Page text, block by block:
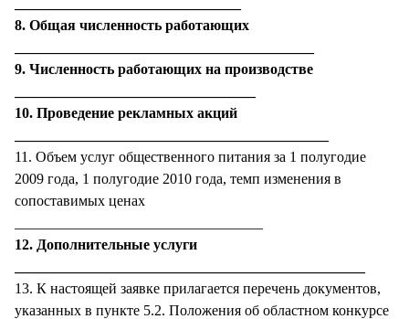
8. Общая численность работающих
9. Численность работающих на производстве
10. Проведение рекламных акций
11. Объем услуг общественного питания за 1 полугодие
2009 года, 1 полугодие 2010 года, темп изменения в
сопоставимых ценах
12. Дополнительные услуги
13. К настоящей заявке прилагается перечень документов,
указанных в пункте 5.2. Положения об областном конкурсе